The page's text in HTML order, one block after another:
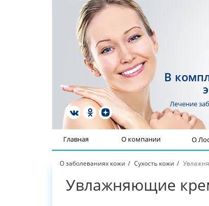
В
Лечение
Главная О компании О
О заболеваниях кожи Сухость кожи
Увлажняющие